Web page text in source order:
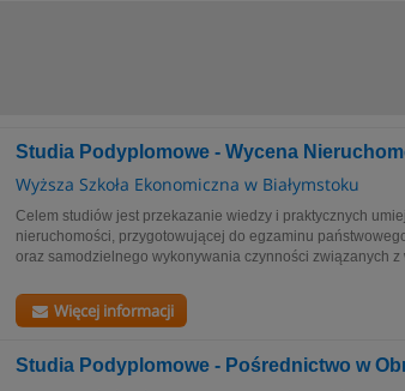
Studia Podyplomowe - Wycena
Wyższa Szkoła Ekonomiczna w Białymstoku
Celem studiów jest przekazanie wiedzy i praktycznych
nieruchomości, przygotowującej do egzaminu
oraz samodzielnego wykonywania czynności związanych
Więcej informacji
Studia Podyplomowe - Pośrednictwo w